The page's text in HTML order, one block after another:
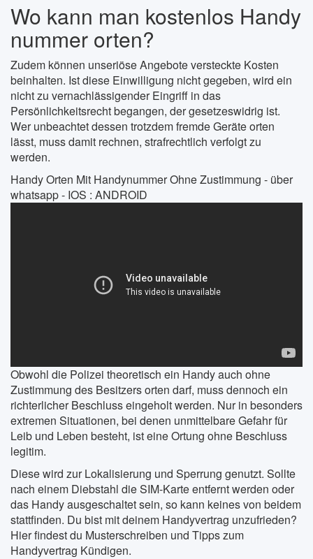
Wo kann man kostenlos Handy
nummer orten?
Zudem können unseriöse Angebote versteckte Kosten
beinhalten. Ist diese Einwilligung nicht gegeben, wird ein
nicht zu vernachlässigender Eingriff in das
Persönlichkeitsrecht begangen, der gesetzeswidrig ist.
Wer unbeachtet dessen trotzdem fremde Geräte orten
lässt, muss damit rechnen, strafrechtlich verfolgt zu
werden.
Handy Orten Mit Handynummer Ohne Zustimmung - über
whatsapp - IOS : ANDROID
Obwohl die Polizei theoretisch ein Handy auch ohne
Zustimmung des Besitzers orten darf, muss dennoch ein
richterlicher Beschluss eingeholt werden. Nur in besonders
extremen Situationen, bei denen unmittelbare Gefahr für
Leib und Leben besteht, ist eine Ortung ohne Beschluss
legitim.
Diese wird zur Lokalisierung und Sperrung genutzt. Sollte
nach einem Diebstahl die SIM-Karte entfernt werden oder
das Handy ausgeschaltet sein, so kann keines von beidem
stattfinden. Du bist mit deinem Handyvertrag unzufrieden?
Hier findest du Musterschreiben und Tipps zum
Handyvertrag Kündigen.